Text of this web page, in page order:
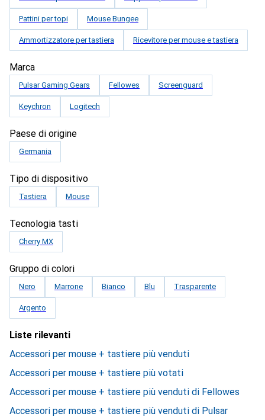
Pattini per topi Mouse Bungee
Ammortizzatore per tastiera Ricevitore per mouse e tastiera
Marca
Pulsar Gaming Gears Fellowes Screenguard
Keychron Logitech
Paese di origine
Germania
Tipo di dispositivo
Tastiera Mouse
Tecnologia tasti
Cherry MX
Gruppo di colori
Nero Marrone Bianco Blu Trasparente
Argento
Liste rilevanti
Accessori per mouse + tastiere più venduti
Accessori per mouse + tastiere più votati
Accessori per mouse + tastiere più venduti di Fellowes
Accessori per mouse + tastiere più venduti di Pulsar